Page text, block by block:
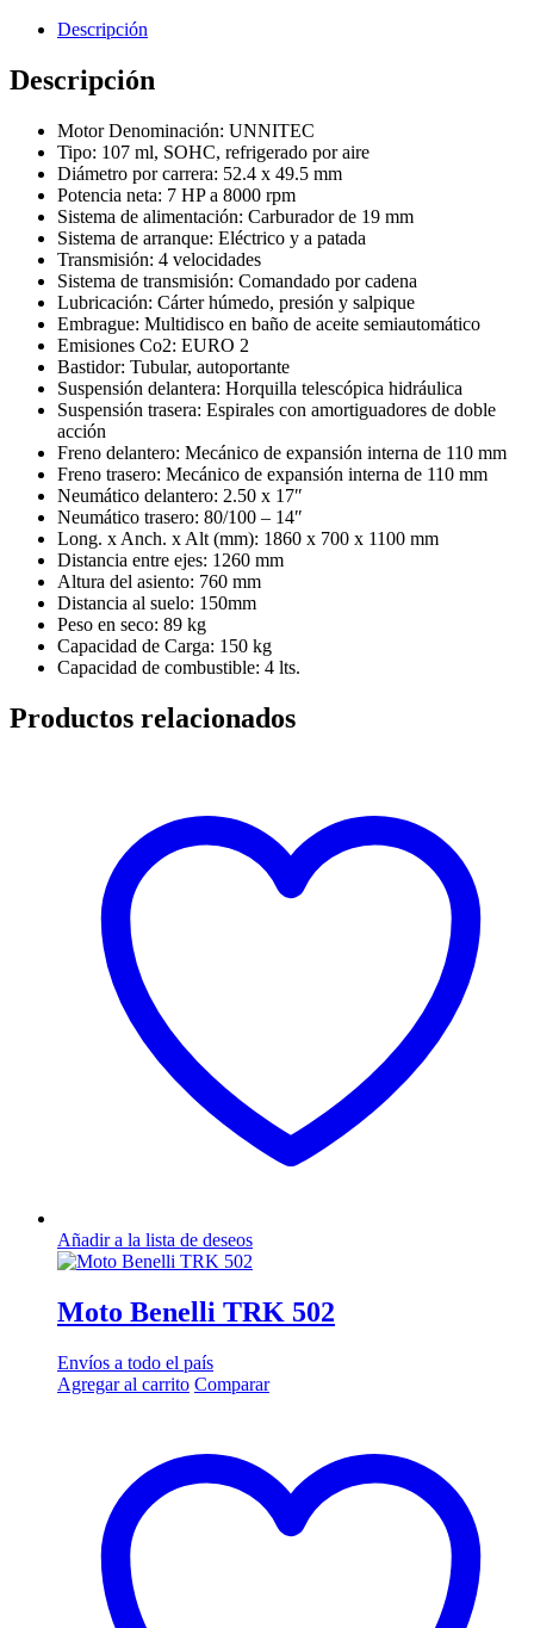
Descripción
Descripción
Motor Denominación: UNNITEC
Tipo: 107 ml, SOHC, refrigerado por aire
Diámetro por carrera: 52.4 x 49.5 mm
Potencia neta: 7 HP a 8000 rpm
Sistema de alimentación: Carburador de 19 mm
Sistema de arranque: Eléctrico y a patada
Transmisión: 4 velocidades
Sistema de transmisión: Comandado por cadena
Lubricación: Cárter húmedo, presión y salpique
Embrague: Multidisco en baño de aceite semiautomático
Emisiones Co2: EURO 2
Bastidor: Tubular, autoportante
Suspensión delantera: Horquilla telescópica hidráulica
Suspensión trasera: Espirales con amortiguadores de doble
acción
Freno delantero: Mecánico de expansión interna de 110 mm
Freno trasero: Mecánico de expansión interna de 110 mm
Neumático delantero: 2.50 x 17″
Neumático trasero: 80/100 – 14″
Long. x Anch. x Alt (mm): 1860 x 700 x 1100 mm
Distancia entre ejes: 1260 mm
Altura del asiento: 760 mm
Distancia al suelo: 150mm
Peso en seco: 89 kg
Capacidad de Carga: 150 kg
Capacidad de combustible: 4 lts.
Productos relacionados
Añadir a la lista de deseos
Moto Benelli TRK 502
Envíos a todo el país
Agregar al carrito Comparar